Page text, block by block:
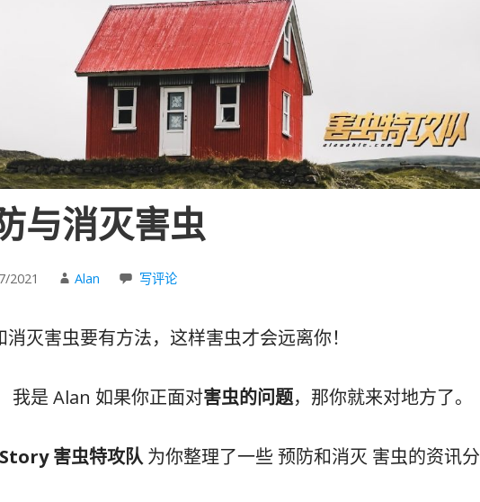
与消灭害虫
2021 Alan 写评论
消灭害虫要有方法，这样害虫才会远离你！
我是 Alan 如果你正面对害虫的问题，那你就来对地方了。
害虫特攻队为你整理了一些 预防和消灭 害虫的资讯分